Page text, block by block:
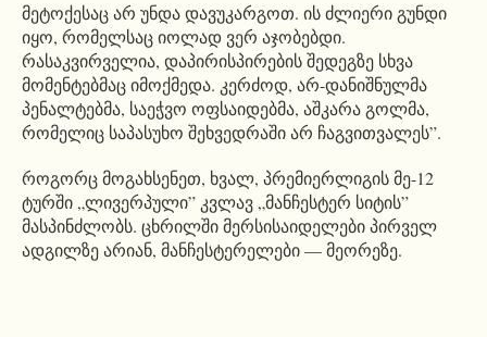
მეტოქესაც არ უნდა დავუკარგოთ. ის ძლიერი გუნდი
იყო, რომელსაც იოლად ვერ აჯობებდი.
რასაკვირველია, დაპირისპირების შედეგზე სხვა
მომენტებმაც იმოქმედა. კერძოდ, არ-დანიშნულმა
პენალტებმა, საეჭვო ოფსაიდებმა, აშკარა გოლმა,
რომელიც საპასუხო შეხვედრაში არ ჩაგვითვალეს”.
როგორც მოგახსენეთ, ხვალ, პრემიერლიგის მე-12
ტურში „ლივერპული” კვლავ „მანჩესტერ სიტის”
მასპინძლობს. ცხრილში მერსისაიდელები პირველ
ადგილზე არიან, მანჩესტერელები — მეორეზე.